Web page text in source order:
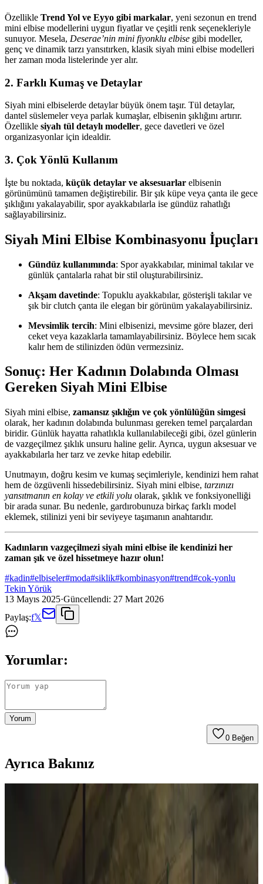
Özellikle Trend Yol ve Eyyo gibi markalar, yeni sezonun en trend
mini elbise modellerini uygun fiyatlar ve çeşitli renk seçenekleriyle
sunuyor. Mesela, Deserae’nin mini fiyonklu elbise gibi modeller,
genç ve dinamik tarzı yansıtırken, klasik siyah mini elbise modelleri
her zaman moda listelerinde yer alır.
2. Farklı Kumaş ve Detaylar
Siyah mini elbiselerde detaylar büyük önem taşır. Tül detaylar,
dantel süslemeler veya parlak kumaşlar, elbisenin şıklığını artırır.
Özellikle siyah tül detaylı modeller, gece davetleri ve özel
organizasyonlar için idealdir.
3. Çok Yönlü Kullanım
İşte bu noktada, küçük detaylar ve aksesuarlar elbisenin
görünümünü tamamen değiştirebilir. Bir şık küpe veya çanta ile gece
şıklığını yakalayabilir, spor ayakkabılarla ise gündüz rahatlığı
sağlayabilirsiniz.
Siyah Mini Elbise Kombinasyonu İpuçları
Gündüz kullanımında: Spor ayakkabılar, minimal takılar ve
günlük çantalarla rahat bir stil oluşturabilirsiniz.
Akşam davetinde: Topuklu ayakkabılar, gösterişli takılar ve
şık bir clutch çanta ile elegan bir görünüm yakalayabilirsiniz.
Mevsimlik tercih: Mini elbisenizi, mevsime göre blazer, deri
ceket veya kazaklarla tamamlayabilirsiniz. Böylece hem sıcak
kalır hem de stilinizden ödün vermezsiniz.
Sonuç: Her Kadının Dolabında Olması
Gereken Siyah Mini Elbise
Siyah mini elbise, zamansız şıklığın ve çok yönlülüğün simgesi
olarak, her kadının dolabında bulunması gereken temel parçalardan
biridir. Günlük hayatta rahatlıkla kullanılabileceği gibi, özel günlerin
de vazgeçilmez şıklık unsuru haline gelir. Ayrıca, uygun aksesuar ve
ayakkabılarla her tarz ve zevke hitap edebilir.
Unutmayın, doğru kesim ve kumaş seçimleriyle, kendinizi hem rahat
hem de özgüvenli hissedebilirsiniz. Siyah mini elbise, tarzınızı
yansıtmanın en kolay ve etkili yolu olarak, şıklık ve fonksiyonelliği
bir arada sunar. Bu nedenle, gardırobunuza birkaç farklı model
eklemek, stilinizi yeni bir seviyeye taşımanın anahtarıdır.
Kadınların vazgeçilmezi siyah mini elbise ile kendinizi her
zaman şık ve özel hissetmeye hazır olun!
#kadin#elbiseler#moda#siklik#kombinasyon#trend#cok-yonlu
Tekin Yörük
13 Mayıs 2025·Güncellendi: 27 Mart 2026
Paylaş:f𝕏
Yorumlar:
Yorum
0 Beğen
Ayrıca Bakınız
Naked & Famous Kadın Selvedge Denim: Fit,
Kesim ve Kullanıcı Deneyimleri Analizi
Naked & Famous Rainbow Core kadın selvedge kot pantolonları,
solmalarını öne çıkarıyor.